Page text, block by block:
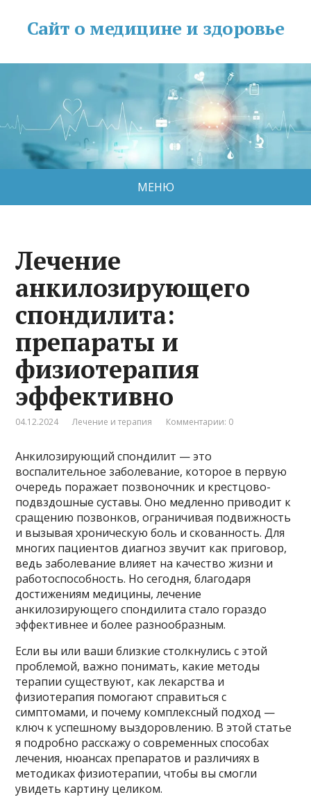
Сайт о медицине и здоровье
МЕНЮ
Лечение
анкилозирующего
спондилита:
препараты и
физиотерапия
эффективно
04.12.2024 Лечение и терапия Комментарии: 0
Анкилозирующий спондилит — это
воспалительное заболевание, которое в первую
очередь поражает позвоночник и крестцово-
подвздошные суставы. Оно медленно приводит к
сращению позвонков, ограничивая подвижность
и вызывая хроническую боль и скованность. Для
многих пациентов диагноз звучит как приговор,
ведь заболевание влияет на качество жизни и
работоспособность. Но сегодня, благодаря
достижениям медицины, лечение
анкилозирующего спондилита стало гораздо
эффективнее и более разнообразным.
Если вы или ваши близкие столкнулись с этой
проблемой, важно понимать, какие методы
терапии существуют, как лекарства и
физиотерапия помогают справиться с
симптомами, и почему комплексный подход —
ключ к успешному выздоровлению. В этой статье
я подробно расскажу о современных способах
лечения, нюансах препаратов и различиях в
методиках физиотерапии, чтобы вы смогли
увидеть картину целиком.